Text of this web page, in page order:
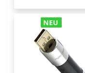
NEU